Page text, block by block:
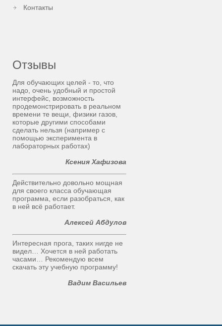
Контакты
Отзывы
Для обучающих целей - то, что
надо, очень удобный и простой
интерфейс, возможность
продемонстрировать в реальном
времени те вещи, физики газов,
которые другими способами
сделать нельзя (например с
помощью эксперимента в
лабораторных работах)
Ксения Хафизова
Действительно довольно мощная
для своего класса обучающая
программа, если разобраться, как
в ней всё работает.
Алексей Абдулов
Интересная прога, таких нигде не
видел… Хочется в ней работать
часами… Рекомендую всем
скачать эту учебную программу!
Вадим Васильев